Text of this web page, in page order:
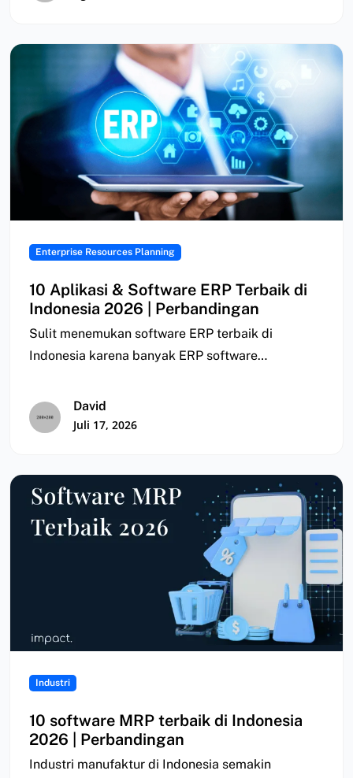
Enterprise Resources Planning
10 Aplikasi & Software ERP Terbaik di
Indonesia 2026 | Perbandingan
Sulit menemukan software ERP terbaik di
Indonesia karena banyak ERP software
David
Juli 17, 2026
Industri
10 software MRP terbaik di Indonesia
2026 | Perbandingan
Industri manufaktur di Indonesia semakin